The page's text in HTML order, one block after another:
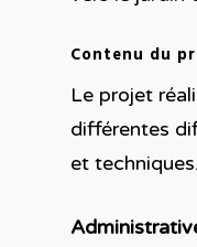
Contenu du
Le projet
différentes
et techniques.